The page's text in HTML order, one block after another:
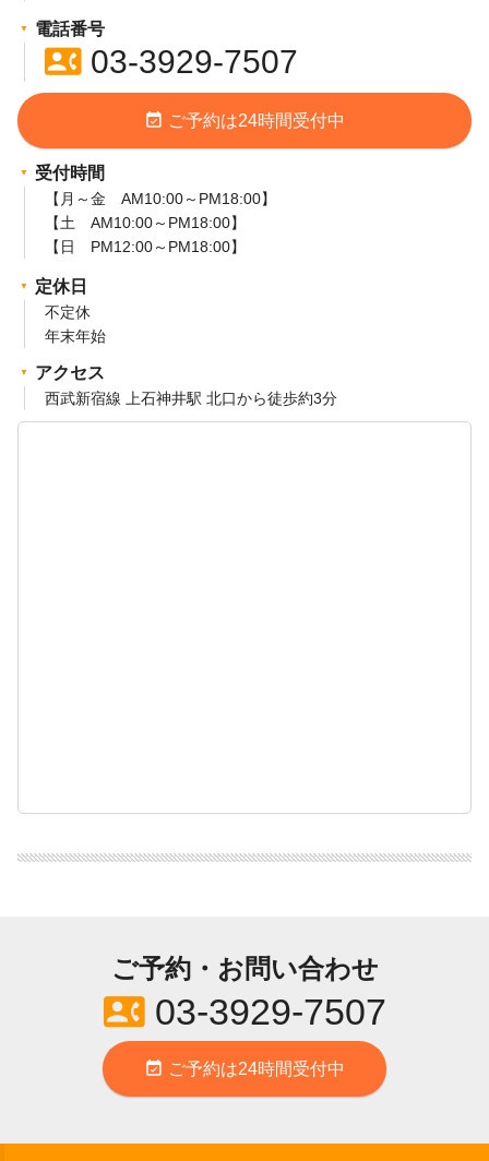
電話番号
contact_phone03-3929-7507
event_available ご予約は24時間受付中
受付時間
【月～金 AM10:00～PM18:00】
【土 AM10:00～PM18:00】
【日 PM12:00～PM18:00】
定休日
不定休
年末年始
アクセス
西武新宿線 上石神井駅 北口から徒歩約3分
ご予約・お問い合わせ
contact_phone03-3929-7507
event_available ご予約は24時間受付中